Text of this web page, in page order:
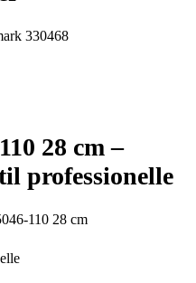
28 cm –
professionelle